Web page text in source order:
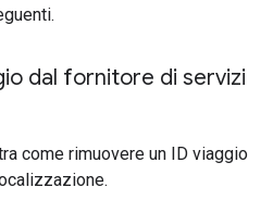
dal fornitore di servizi
come rimuovere un ID viaggio